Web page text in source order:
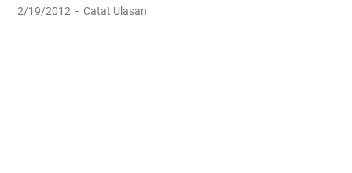
2/19/2012 Catat Ulasan